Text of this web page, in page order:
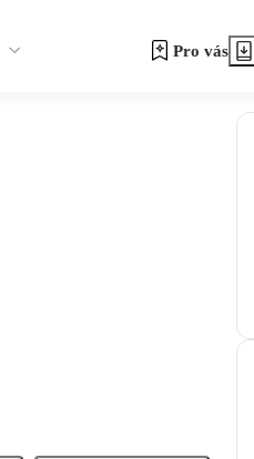
Pro vás